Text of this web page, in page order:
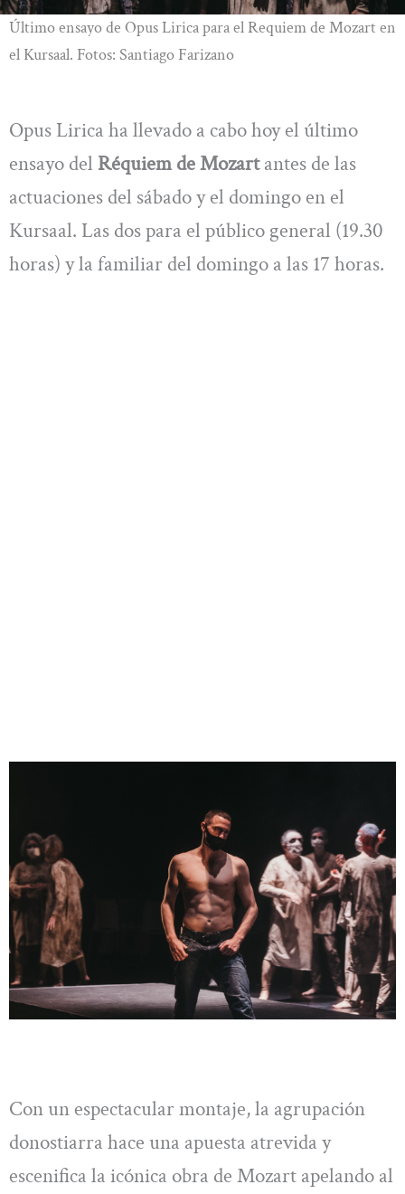
Último ensayo de Opus Lirica para el Requiem de Mozart en
el Kursaal. Fotos: Santiago Farizano
Opus Lirica ha llevado a cabo hoy el último
ensayo del Réquiem de Mozartantes de las
actuaciones del sábado y el domingo en el
Kursaal. Las dos para el público general (19.30
horas) y la familiar del domingo a las 17 horas.
Con un espectacular montaje, la agrupación
donostiarra hace una apuesta atrevida y
escenifica la icónica obra de Mozart apelando al